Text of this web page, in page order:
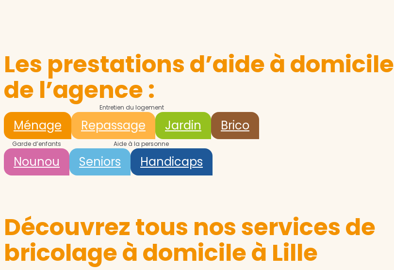
Les prestations d’aide à domicile
de l’agence :
Entretien du logement
Ménage Repassage Jardin Brico
Garde d’enfants
Nounou
Aide à la personne
Seniors Handicaps
Découvrez tous nos services de
bricolage à domicile à Lille